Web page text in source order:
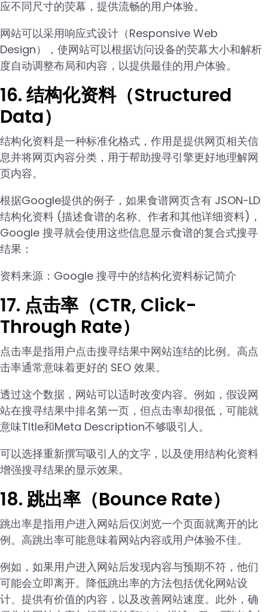
应不同尺寸的荧幕，提供流畅的用户体验。
网站可以采用响应式设计（Responsive Web
Design），使网站可以根据访问设备的荧幕大小和解析
度自动调整布局和内容，以提供最佳的用户体验。
16. 结构化资料（Structured
Data）
结构化资料是一种标准化格式，作用是提供网页相关信
息并将网页内容分类，用于帮助搜寻引擎更好地理解网
页内容。
根据Google提供的例子，如果食谱网页含有 JSON-LD
结构化资料 (描述食谱的名称、作者和其他详细资料)，
Google 搜寻就会使用这些信息显示食谱的复合式搜寻
结果：
资料来源：Google 搜寻中的结构化资料标记简介
17. 点击率（CTR, Click-
Through Rate）
点击率是指用户点击搜寻结果中网站连结的比例。高点
击率通常意味着更好的 SEO 效果。
透过这个数据，网站可以适时改变内容。例如，假设网
站在搜寻结果中排名第一页，但点击率却很低，可能就
意味TItle和Meta Description不够吸引人。
可以选择重新撰写吸引人的文字，以及使用结构化资料
增强搜寻结果的显示效果。
18. 跳出率（Bounce Rate）
跳出率是指用户进入网站后仅浏览一个页面就离开的比
例。高跳出率可能意味着网站内容或用户体验不佳。
例如，如果用户进入网站后发现内容与预期不符，他们
可能会立即离开。降低跳出率的方法包括优化网站设
计、提供有价值的内容，以及改善网站速度。此外，确